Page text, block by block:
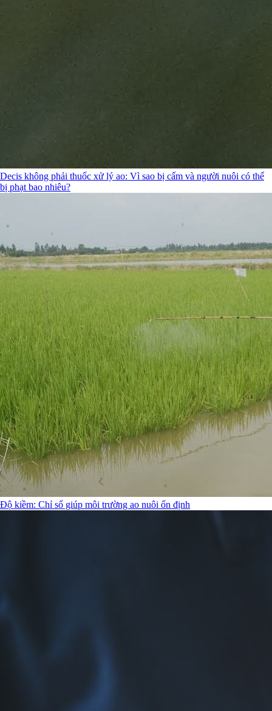
Decis không phải thuốc xử lý ao: Vì sao bị cấm và người nuôi có thể
bị phạt bao nhiêu?
Độ kiềm: Chỉ số giúp môi trường ao nuôi ổn định